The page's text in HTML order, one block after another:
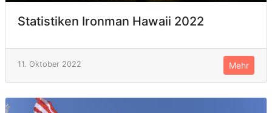
Statistiken Ironman Hawaii 2022
11. Oktober 2022 Mehr